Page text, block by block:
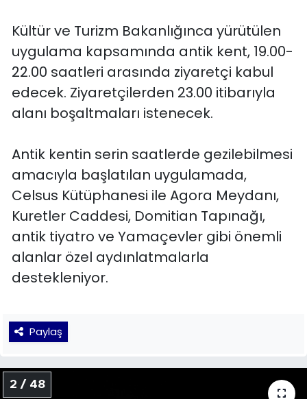
Kültür ve Turizm Bakanlığınca yürütülen
uygulama kapsamında antik kent, 19.00-
22.00 saatleri arasında ziyaretçi kabul
edecek. Ziyaretçilerden 23.00 itibarıyla
alanı boşaltmaları istenecek.
Antik kentin serin saatlerde gezilebilmesi
amacıyla başlatılan uygulamada,
Celsus Kütüphanesi ile Agora Meydanı,
Kuretler Caddesi, Domitian Tapınağı,
antik tiyatro ve Yamaçevler gibi önemli
alanlar özel aydınlatmalarla
destekleniyor.
Paylaş
2 / 48